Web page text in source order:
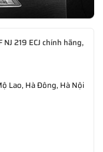
219 ECJ chính hãng,
Lao, Hà Đông, Hà Nội